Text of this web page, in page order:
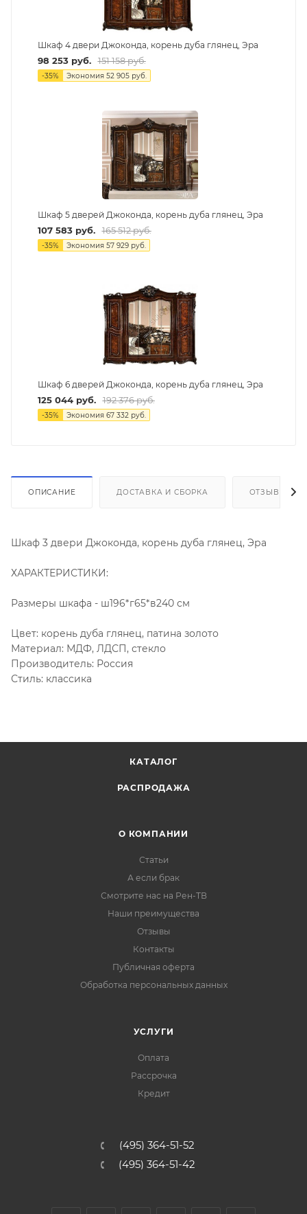
Шкаф 4 двери Джоконда, корень дуба глянец, Эра
98 253руб. 151 158руб.
-35% Экономия 52 905руб.
Шкаф 5 дверей Джоконда, корень дуба глянец, Эра
107 583руб. 165 512руб.
-35% Экономия 57 929руб.
Шкаф 6 дверей Джоконда, корень дуба глянец, Эра
125 044руб. 192 376руб.
-35% Экономия 67 332руб.
ОПИСАНИЕ ДОСТАВКА И СБОРКА ОТЗЫВЫ
Шкаф 3 двери Джоконда, корень дуба глянец, Эра
ХАРАКТЕРИСТИКИ:
Размеры шкафа - ш196*г65*в240 см
Цвет: корень дуба глянец, патина золото
Материал: МДФ, ЛДСП, стекло
Производитель: Россия
Стиль: классика
КАТАЛОГ
РАСПРОДАЖА
О КОМПАНИИ
Статьи
А если брак
Смотрите нас на Рен-ТВ
Наши преимущества
Отзывы
Контакты
Публичная оферта
Обработка персональных данных
УСЛУГИ
Оплата
Рассрочка
Кредит
(495) 364-51-52
(495) 364-51-42